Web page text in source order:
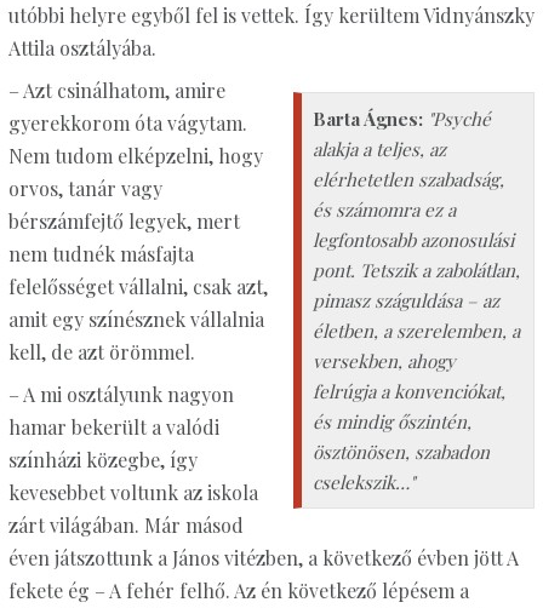
utóbbi helyre egyből fel is vettek. Így kerültem Vidnyánszky
Attila osztályába.
Barta Ágnes: "Psyché
alakja a teljes, az
elérhetetlen szabadság,
és számomra ez a
legfontosabb azonosulási
pont. Tetszik a zabolátlan,
pimasz száguldása – az
életben, a szerelemben, a
versekben, ahogy
felrúgja a konvenciókat,
és mindig őszintén,
ösztönösen, szabadon
cselekszik…"
– Azt csinálhatom, amire
gyerekkorom óta vágytam.
Nem tudom elképzelni, hogy
orvos, tanár vagy
bérszámfejtő legyek, mert
nem tudnék másfajta
felelősséget vállalni, csak azt,
amit egy színésznek vállalnia
kell, de azt örömmel.
– A mi osztályunk nagyon
hamar bekerült a valódi
színházi közegbe, így
kevesebbet voltunk az iskola
zárt világában. Már másod
éven játszottunk a János vitézben, a következő évben jött A
fekete ég – A fehér felhő. Az én következő lépésem a